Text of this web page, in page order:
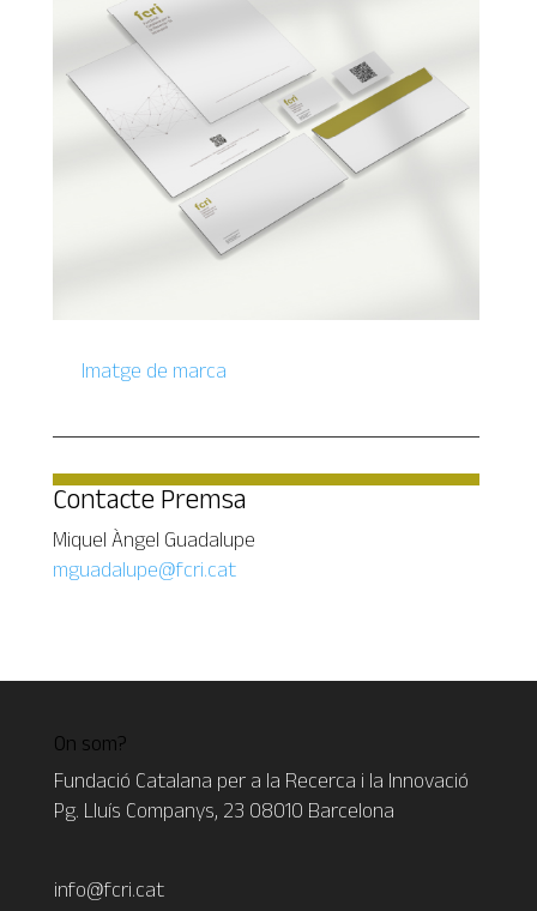
Imatge de marca
Contacte Premsa
Miquel Àngel Guadalupe
mguadalupe@fcri.cat
On som?
Fundació Catalana per a la Recerca i la Innovació
Pg. Lluís Companys, 23 08010 Barcelona
info@fcri.cat